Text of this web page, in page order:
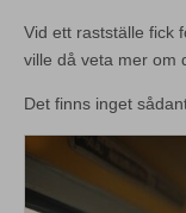
Vid ett rastställe fick
ville då veta mer om
Det finns inget